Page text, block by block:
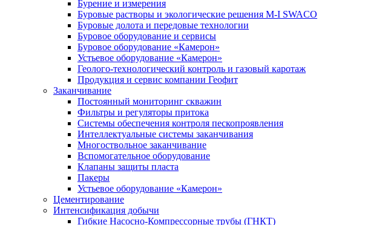
Бурение и измерения
Буровые растворы и экологические решения M-I SWACO
Буровые долота и передовые технологии
Буровое оборудование и сервисы
Буровое оборудование «Камерон»
Устьевое оборудование «Камерон»
Геолого-технологический контроль и газовый каротаж
Продукция и сервис компании Геофит
Заканчивание
Постоянный мониторинг скважин
Фильтры и регуляторы притока
Cистемы обеспечения контроля пескопроявления
Интеллектуальные системы заканчивания
Многоствольное заканчивание
Вспомогательное оборудование
Клапаны защиты пласта
Пакеры
Устьевое оборудование «Камерон»
Цементирование
Интенсификация добычи
Гибкие Насосно-Компрессорные трубы (ГНКТ)